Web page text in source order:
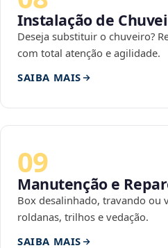
Instalação de
Deseja substituir o chuveiro?
com total atenção e agilidade.
SAIBA MAIS
09
Manutenção e
Box desalinhado, travando ou
roldanas, trilhos e vedação.
SAIBA MAIS